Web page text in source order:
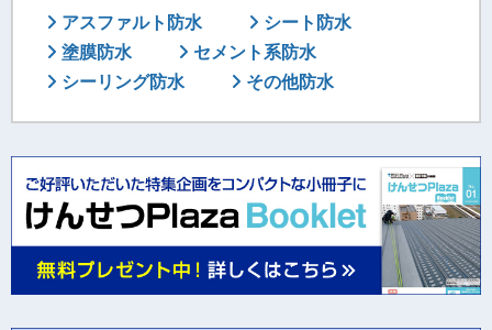
アスファルト防水
シート防水
塗膜防水
セメント系防水
シーリング防水
その他防水